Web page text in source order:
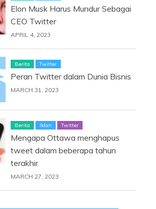
Elon Musk Harus Mundur Sebagai
CEO Twitter
APRIL 4, 2023
Berita Twitter
Peran Twitter dalam Dunia Bisnis
MARCH 31, 2023
Berita Iklan Twitter
Mengapa Ottawa menghapus
tweet dalam beberapa tahun
terakhir
MARCH 27, 2023